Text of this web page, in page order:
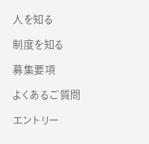
人を知る
制度を知る
募集要項
よくあるご質問
エントリー